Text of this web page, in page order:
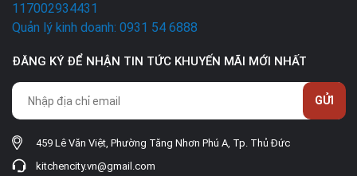
117002934431
Quản lý kinh doanh: 0931 54 6888
ĐĂNG KÝ ĐỂ NHẬN TIN TỨC KHUYẾN MÃI MỚI NHẤT
GỬI
459 Lê Văn Việt, Phường Tăng Nhơn Phú A, Tp. Thủ Đức
kitchencity.vn@gmail.com